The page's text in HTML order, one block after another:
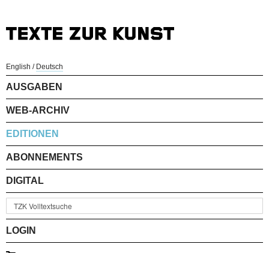
English / Deutsch
AUSGABEN
WEB-ARCHIV
EDITIONEN
ABONNEMENTS
DIGITAL
LOGIN